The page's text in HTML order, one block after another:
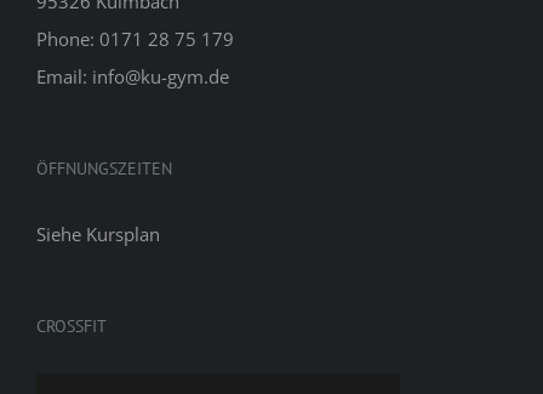
Phone: 0171 28 75 179
Email: info@ku-gym.de
ÖFFNUNGSZEITEN
Siehe Kursplan
CROSSFIT